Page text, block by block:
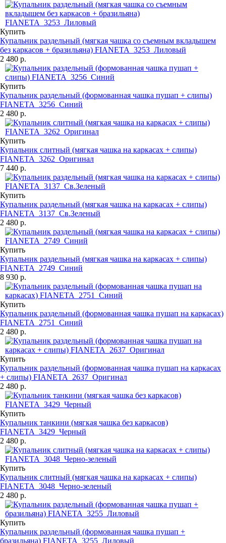
Купить
Купальник раздельный (мягкая чашка со съемным вкладышем
без каркасов + бразильяна) FIANETA_3253_Лиловый
2 480 р.
Купить
Купальник раздельный (формованная чашка пушап + слипы)
FIANETA_3256_Синий
2 480 р.
Купить
Купальник слитный (мягкая чашка на каркасах + слипы)
FIANETA_3262_Оригинал
7 440 р.
Купить
Купальник раздельный (мягкая чашка на каркасах + слипы)
FIANETA_3137_Св.Зеленый
2 480 р.
Купить
Купальник раздельный (мягкая чашка на каркасах + слипы)
FIANETA_2749_Синий
8 930 р.
Купить
Купальник раздельный (формованная чашка пушап на каркасах)
FIANETA_2751_Синий
2 480 р.
Купить
Купальник раздельный (формованная чашка пушап на каркасах
+ слипы) FIANETA_2637_Оригинал
2 480 р.
Купить
Купальник танкини (мягкая чашка без каркасов)
FIANETA_3429_Черный
2 480 р.
Купить
Купальник слитный (мягкая чашка на каркасах + слипы)
FIANETA_3048_Черно-зеленый
2 480 р.
Купить
Купальник раздельный (формованная чашка пушап +
бразильяна) FIANETA_3255_Лиловый